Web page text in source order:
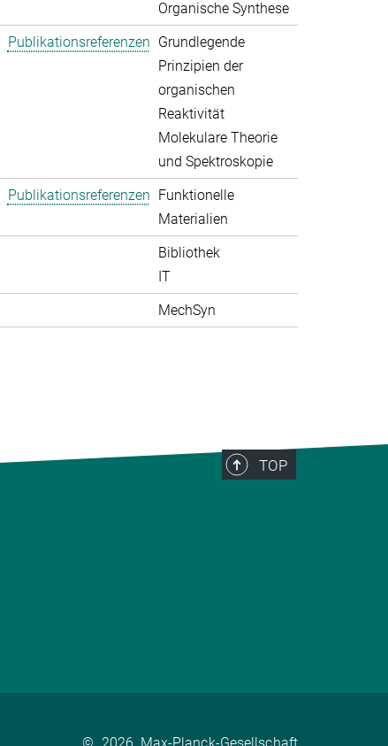
Organische Synthese
Publikationsreferenzen Grundlegende
Prinzipien der
organischen
Reaktivität
Molekulare Theorie
und Spektroskopie
Publikationsreferenzen Funktionelle
Materialien
Bibliothek
IT
MechSyn
TOP
© 2026, Max-Planck-Gesellschaft